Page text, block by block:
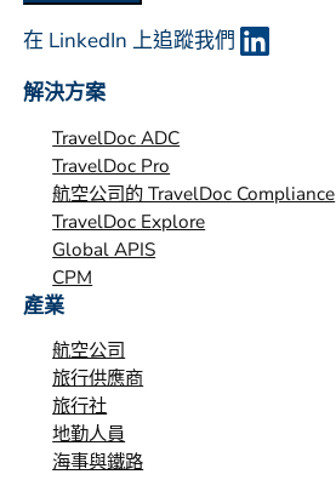
在 LinkedIn 上追蹤我們
解決方案
TravelDoc ADC
TravelDoc Pro
航空公司的 TravelDoc Compliance
TravelDoc Explore
Global APIS
CPM
產業
航空公司
旅行供應商
旅行社
地勤人員
海事與鐵路